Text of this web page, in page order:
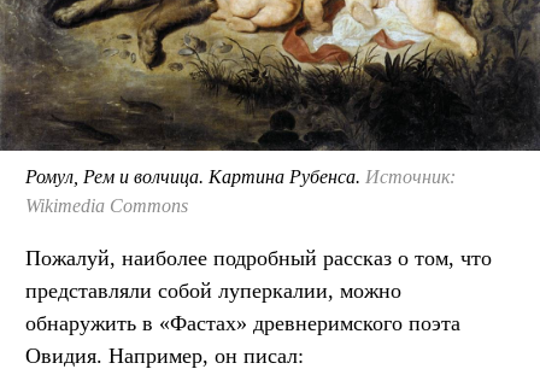
Ромул, Рем и волчица. Картина Рубенса. Источник:
Wikimedia Commons
Пожалуй, наиболее подробный рассказ о том, что
представляли собой луперкалии, можно
обнаружить в «Фастах» древнеримского поэта
Овидия. Например, он писал: